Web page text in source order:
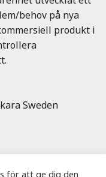
behov på nya
produkt i
Sweden